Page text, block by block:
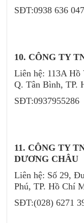
SĐT:0938 636
10. CÔNG TY
Liên hệ: 113A
Q. Tân Bình, TP.
SĐT:0937955286
11. CÔNG TY
DƯƠNG CHÂU
Liên hệ: Số 29,
Phú, TP. Hồ Chí
SĐT:(028) 6271